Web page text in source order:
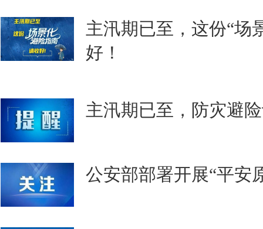
主汛期已至，这份“场
好！
主汛期已至，防灾避险
公安部部署开展“平安